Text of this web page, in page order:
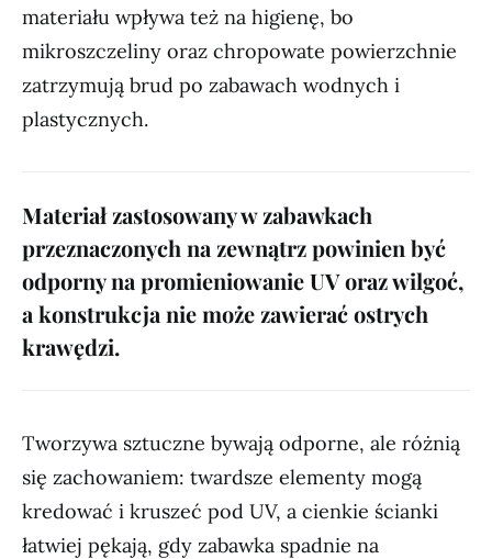
materiału wpływa też na higienę, bo
mikroszczeliny oraz chropowate powierzchnie
zatrzymują brud po zabawach wodnych i
plastycznych.
Materiał zastosowany w zabawkach
przeznaczonych na zewnątrz powinien być
odporny na promieniowanie UV oraz wilgoć,
a konstrukcja nie może zawierać ostrych
krawędzi.
Tworzywa sztuczne bywają odporne, ale różnią
się zachowaniem: twardsze elementy mogą
kredować i kruszeć pod UV, a cienkie ścianki
łatwiej pękają, gdy zabawka spadnie na